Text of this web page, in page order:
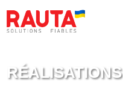
RÉALISATIONS